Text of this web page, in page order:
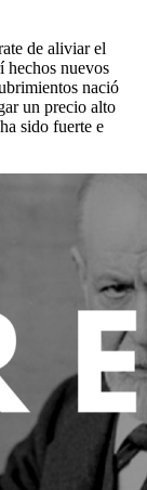
de aliviar el
hechos nuevos
nació
un precio alto
sido fuerte e